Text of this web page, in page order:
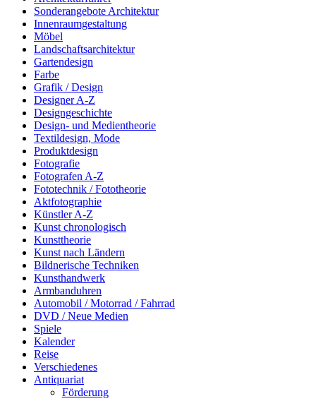
Sonderangebote Architektur
Innenraumgestaltung
Möbel
Landschaftsarchitektur
Gartendesign
Farbe
Grafik / Design
Designer A-Z
Designgeschichte
Design- und Medientheorie
Textildesign, Mode
Produktdesign
Fotografie
Fotografen A-Z
Fototechnik / Fototheorie
Aktfotographie
Künstler A-Z
Kunst chronologisch
Kunsttheorie
Kunst nach Ländern
Bildnerische Techniken
Kunsthandwerk
Armbanduhren
Automobil / Motorrad / Fahrrad
DVD / Neue Medien
Spiele
Kalender
Reise
Verschiedenes
Antiquariat
Förderung